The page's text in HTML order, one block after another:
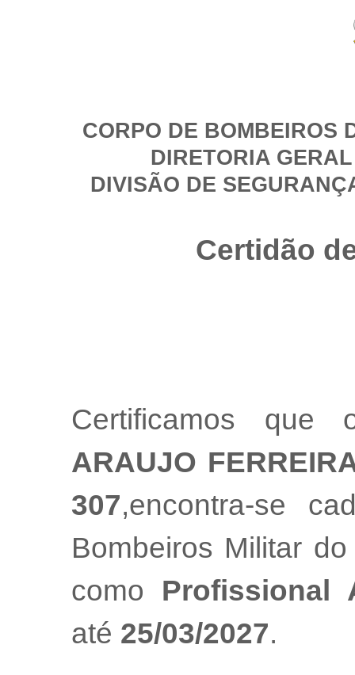
CORPO DE BOMBEIROS
DIRETORIA
DIVISÃO DE
Certidão
Certificamos
ARAUJO
307,encontra-se
Bombeiros Militar
como Profissional
até 25/03/2027.